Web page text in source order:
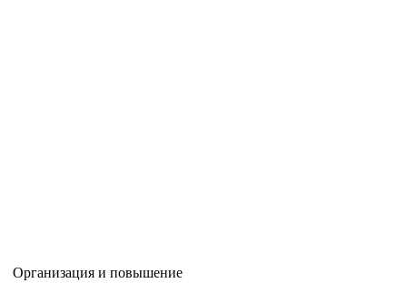
Организация и повышение